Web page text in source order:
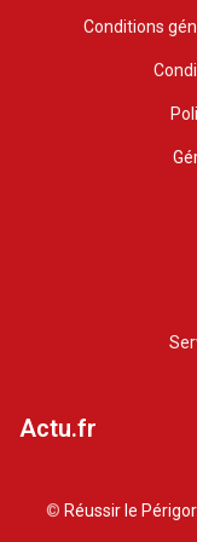
Conditions
Actu.fr
© Réussir le